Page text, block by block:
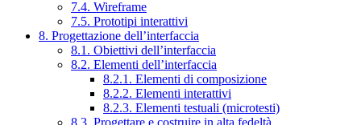
7.4. Wireframe
7.5. Prototipi interattivi
8. Progettazione dell’interfaccia
8.1. Obiettivi dell’interfaccia
8.2. Elementi dell’interfaccia
8.2.1. Elementi di composizione
8.2.2. Elementi interattivi
8.2.3. Elementi testuali (microtesti)
8.3. Progettare e costruire in alta fedeltà